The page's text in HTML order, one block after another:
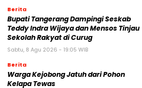
Berita
Bupati Tangerang Dampingi Seskab
Teddy Indra Wijaya dan Mensos Tinjau
Sekolah Rakyat di Curug
Sabtu, 8 Agu 2026 - 19:05 WIB
Berita
Warga Kejobong Jatuh dari Pohon
Kelapa Tewas